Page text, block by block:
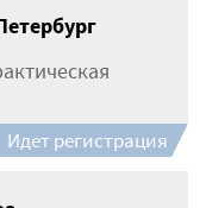
Идет регистрация